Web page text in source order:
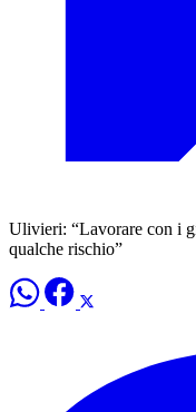
Ulivieri: “Lavorare con i
qualche rischio”